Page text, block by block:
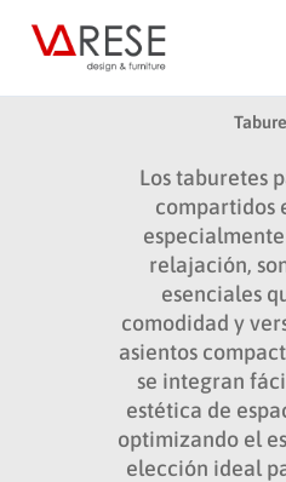
Los taburetes
compartidos
relajación,
esenciales
comodidad y
asientos
se integran
estética de
optimizando el
elección ideal